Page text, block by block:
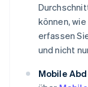
können,
erfassen
und nicht
Mobile